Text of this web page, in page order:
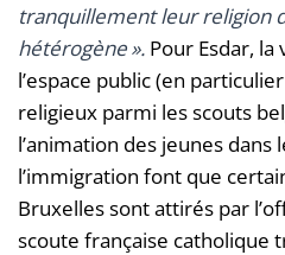
tranquillement leur religion
hétérogène ». Pour Esdar,
l’espace public (en particulier
religieux parmi les scouts
l’animation des jeunes dans
l’immigration font que
Bruxelles sont attirés par
scoute française catholique